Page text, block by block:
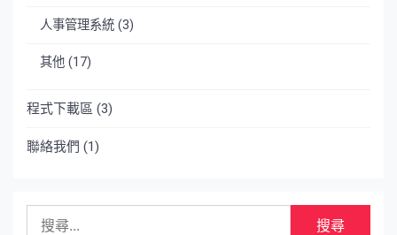
人事管理系統 (3)
其他 (17)
程式下載區 (3)
聯絡我們 (1)